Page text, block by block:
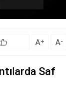
A+ A-
Saf